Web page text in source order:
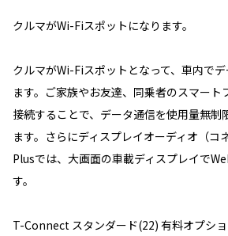
クルマがWi-Fiスポットになります。
クルマがWi-Fiスポットとなって、車内で
ます。ご家族やお友達、同乗者のスマート
接続することで、データ通信を使用量無制
ます。さらにディスプレイオーディオ（コ
Plusでは、大画面の車載ディスプレイで
す。
T-Connect スタンダード(22) 有料オプシ